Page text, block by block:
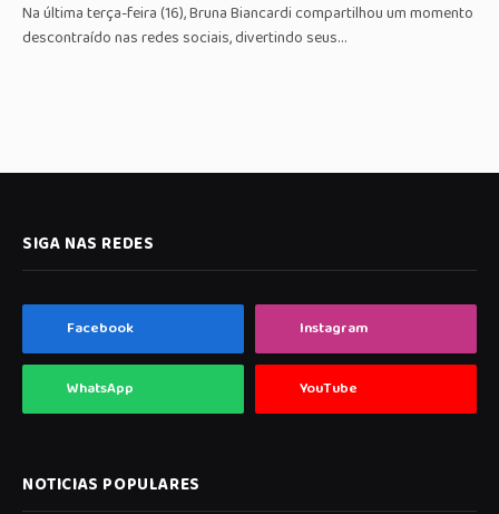
Na última terça-feira (16), Bruna Biancardi compartilhou um momento
descontraído nas redes sociais, divertindo seus…
SIGA NAS REDES
Facebook Instagram
WhatsApp YouTube
NOTICIAS POPULARES